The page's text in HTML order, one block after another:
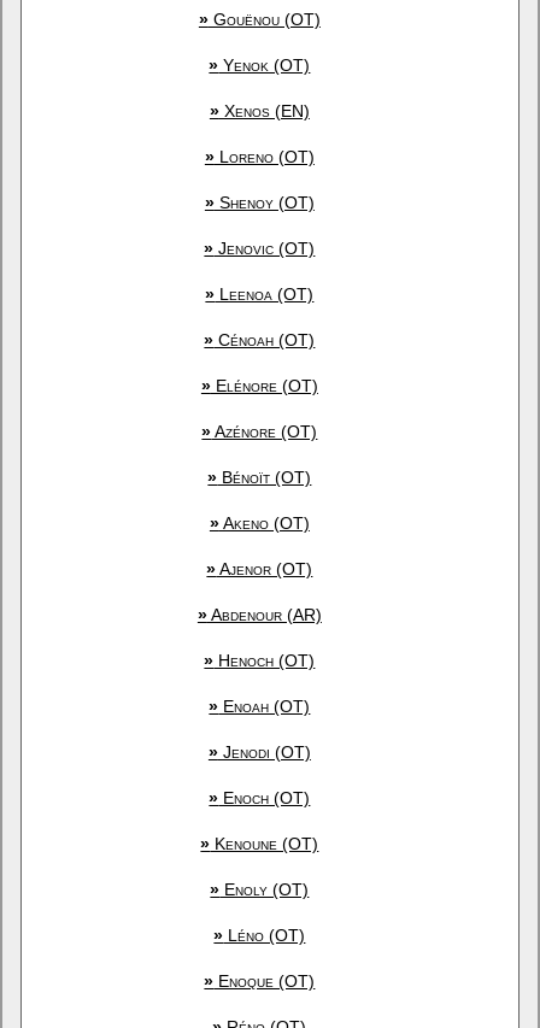
»Gouënou (OT)
» Yenok (OT)
»Xenos (EN)
»Loreno (OT)
»Shenoy (OT)
» Jenovic (OT)
» Leenoa (OT)
» Cénoah (OT)
»Elénore (OT)
»Azénore (OT)
» Bénoït (OT)
»Akeno (OT)
»Ajenor (OT)
»Abdenour (AR)
» Henoch (OT)
» Enoah (OT)
»Jenodi (OT)
» Enoch (OT)
» Kenoune (OT)
» Enoly (OT)
» Léno (OT)
» Enoque (OT)